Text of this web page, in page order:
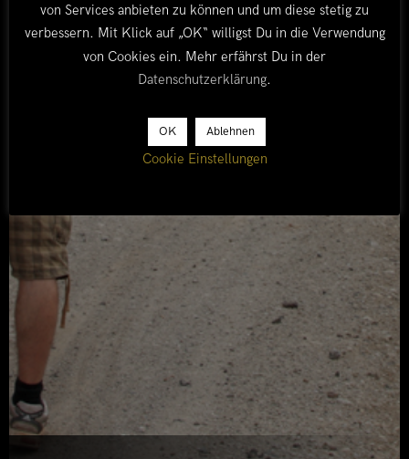
von Services anbieten zu können und um diese stetig zu
verbessern. Mit Klick auf „OK“ willigst Du in die Verwendung
von Cookies ein. Mehr erfährst Du in der
Datenschutzerklärung.
OK Ablehnen
Cookie Einstellungen